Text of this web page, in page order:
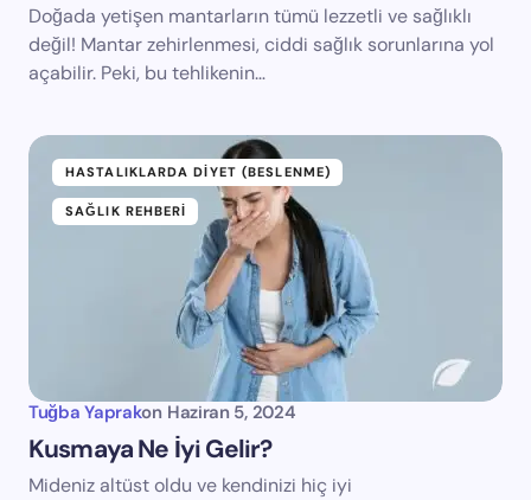
Doğada yetişen mantarların tümü lezzetli ve sağlıklı
değil! Mantar zehirlenmesi, ciddi sağlık sorunlarına yol
açabilir. Peki, bu tehlikenin…
HASTALIKLARDA DIYET (BESLENME)
SAĞLIK REHBERI
Tuğba Yaprakon Haziran 5, 2024
Kusmaya Ne İyi Gelir?
Mideniz altüst oldu ve kendinizi hiç iyi